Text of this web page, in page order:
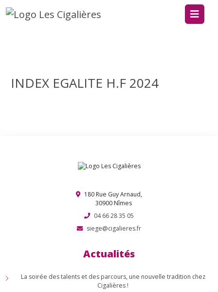
INDEX EGALITE H.F 2024
180 Rue Guy Arnaud,
30900 Nîmes
04 66 28 35 05
siege@cigalieres.fr
Actualités
La soirée des talents et des parcours, une nouvelle tradition chez
Cigalières !